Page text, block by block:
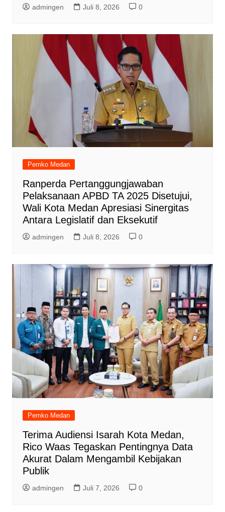
admingen Juli 8, 2026 0
Pemko Medan
Ranperda Pertanggungjawaban
Pelaksanaan APBD TA 2025 Disetujui,
Wali Kota Medan Apresiasi Sinergitas
Antara Legislatif dan Eksekutif
admingen Juli 8, 2026 0
Pemko Medan
Terima Audiensi Isarah Kota Medan,
Rico Waas Tegaskan Pentingnya Data
Akurat Dalam Mengambil Kebijakan
Publik
admingen Juli 7, 2026 0